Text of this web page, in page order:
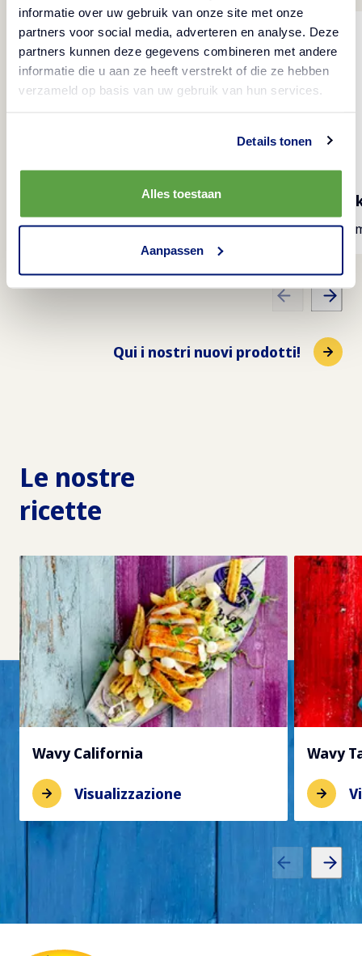
informatie over uw gebruik van onze site met onze
partners voor social media, adverteren en analyse. Deze
partners kunnen deze gegevens combineren met andere
informatie die u aan ze heeft verstrekt of die ze hebben
verzameld op basis van uw gebruik van hun services.
Details tonen
Alles toestaan
Aanpassen
Style
Da intingere, assaporare e condire Da
Qui i nostri nuovi prodotti!
Le nostre
ricette
Wavy California
Visualizzazione
Wavy